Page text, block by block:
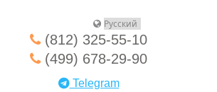
(812) 325-55-10
(499) 678-29-90
Telegram